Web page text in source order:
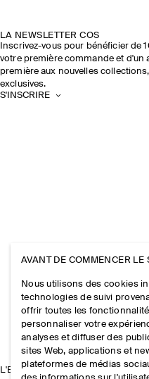
LA NEWSLETTER COS
Inscrivez-vous pour bénéficier de
votre première commande et d'un
première aux nouvelles
exclusives.
S'INSCRIRE
L'ENTREPRISE
AVANT DE COMMENCER LE
Nous utilisons des cookies
technologies de suivi
offrir toutes les
personnaliser votre
analyses et diffuser des
sites Web, applications et
plateformes de médias